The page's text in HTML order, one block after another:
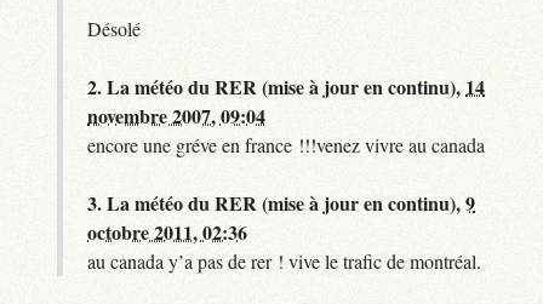
Désolé
2.La météo du RER (mise à jour en continu), 14
novembre 2007, 09:04
encore une gréve en france !!!venez vivre au canada
3.La météo du RER (mise à jour en continu),9
octobre 2011, 02:36
au canada y’a pas de rer ! vive le trafic de montréal.